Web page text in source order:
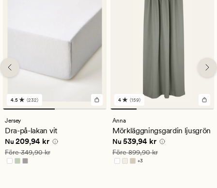
232
omdömen
med
ett
genomsnittligt
betyg
på
4.5
4.5 (232)
Jersey
Dra-på-lakan vit
Nuvarande pris
Nu 209,94 kr
Ordinarie pris 349,90 kr
Före349,90 kr
159
omdömen
med
ett
genomsnittligt
betyg
på
4
4 (159)
Anna
Mörkläggningsgardin ljusgrön
Nuvarande pris
Nu 539,94 kr
Ordinarie pris 899,90 kr
Före899,90 kr
+3
Finns i fler färger